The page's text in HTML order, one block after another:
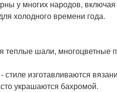
у многих народов,
холодного времени года.
теплые шали,
изготавливаются
украшаются бахромой.